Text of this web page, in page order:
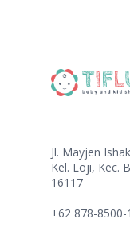
Jl. Mayjen
Kel. Loji, Kec.
16117
+62 878-8500-